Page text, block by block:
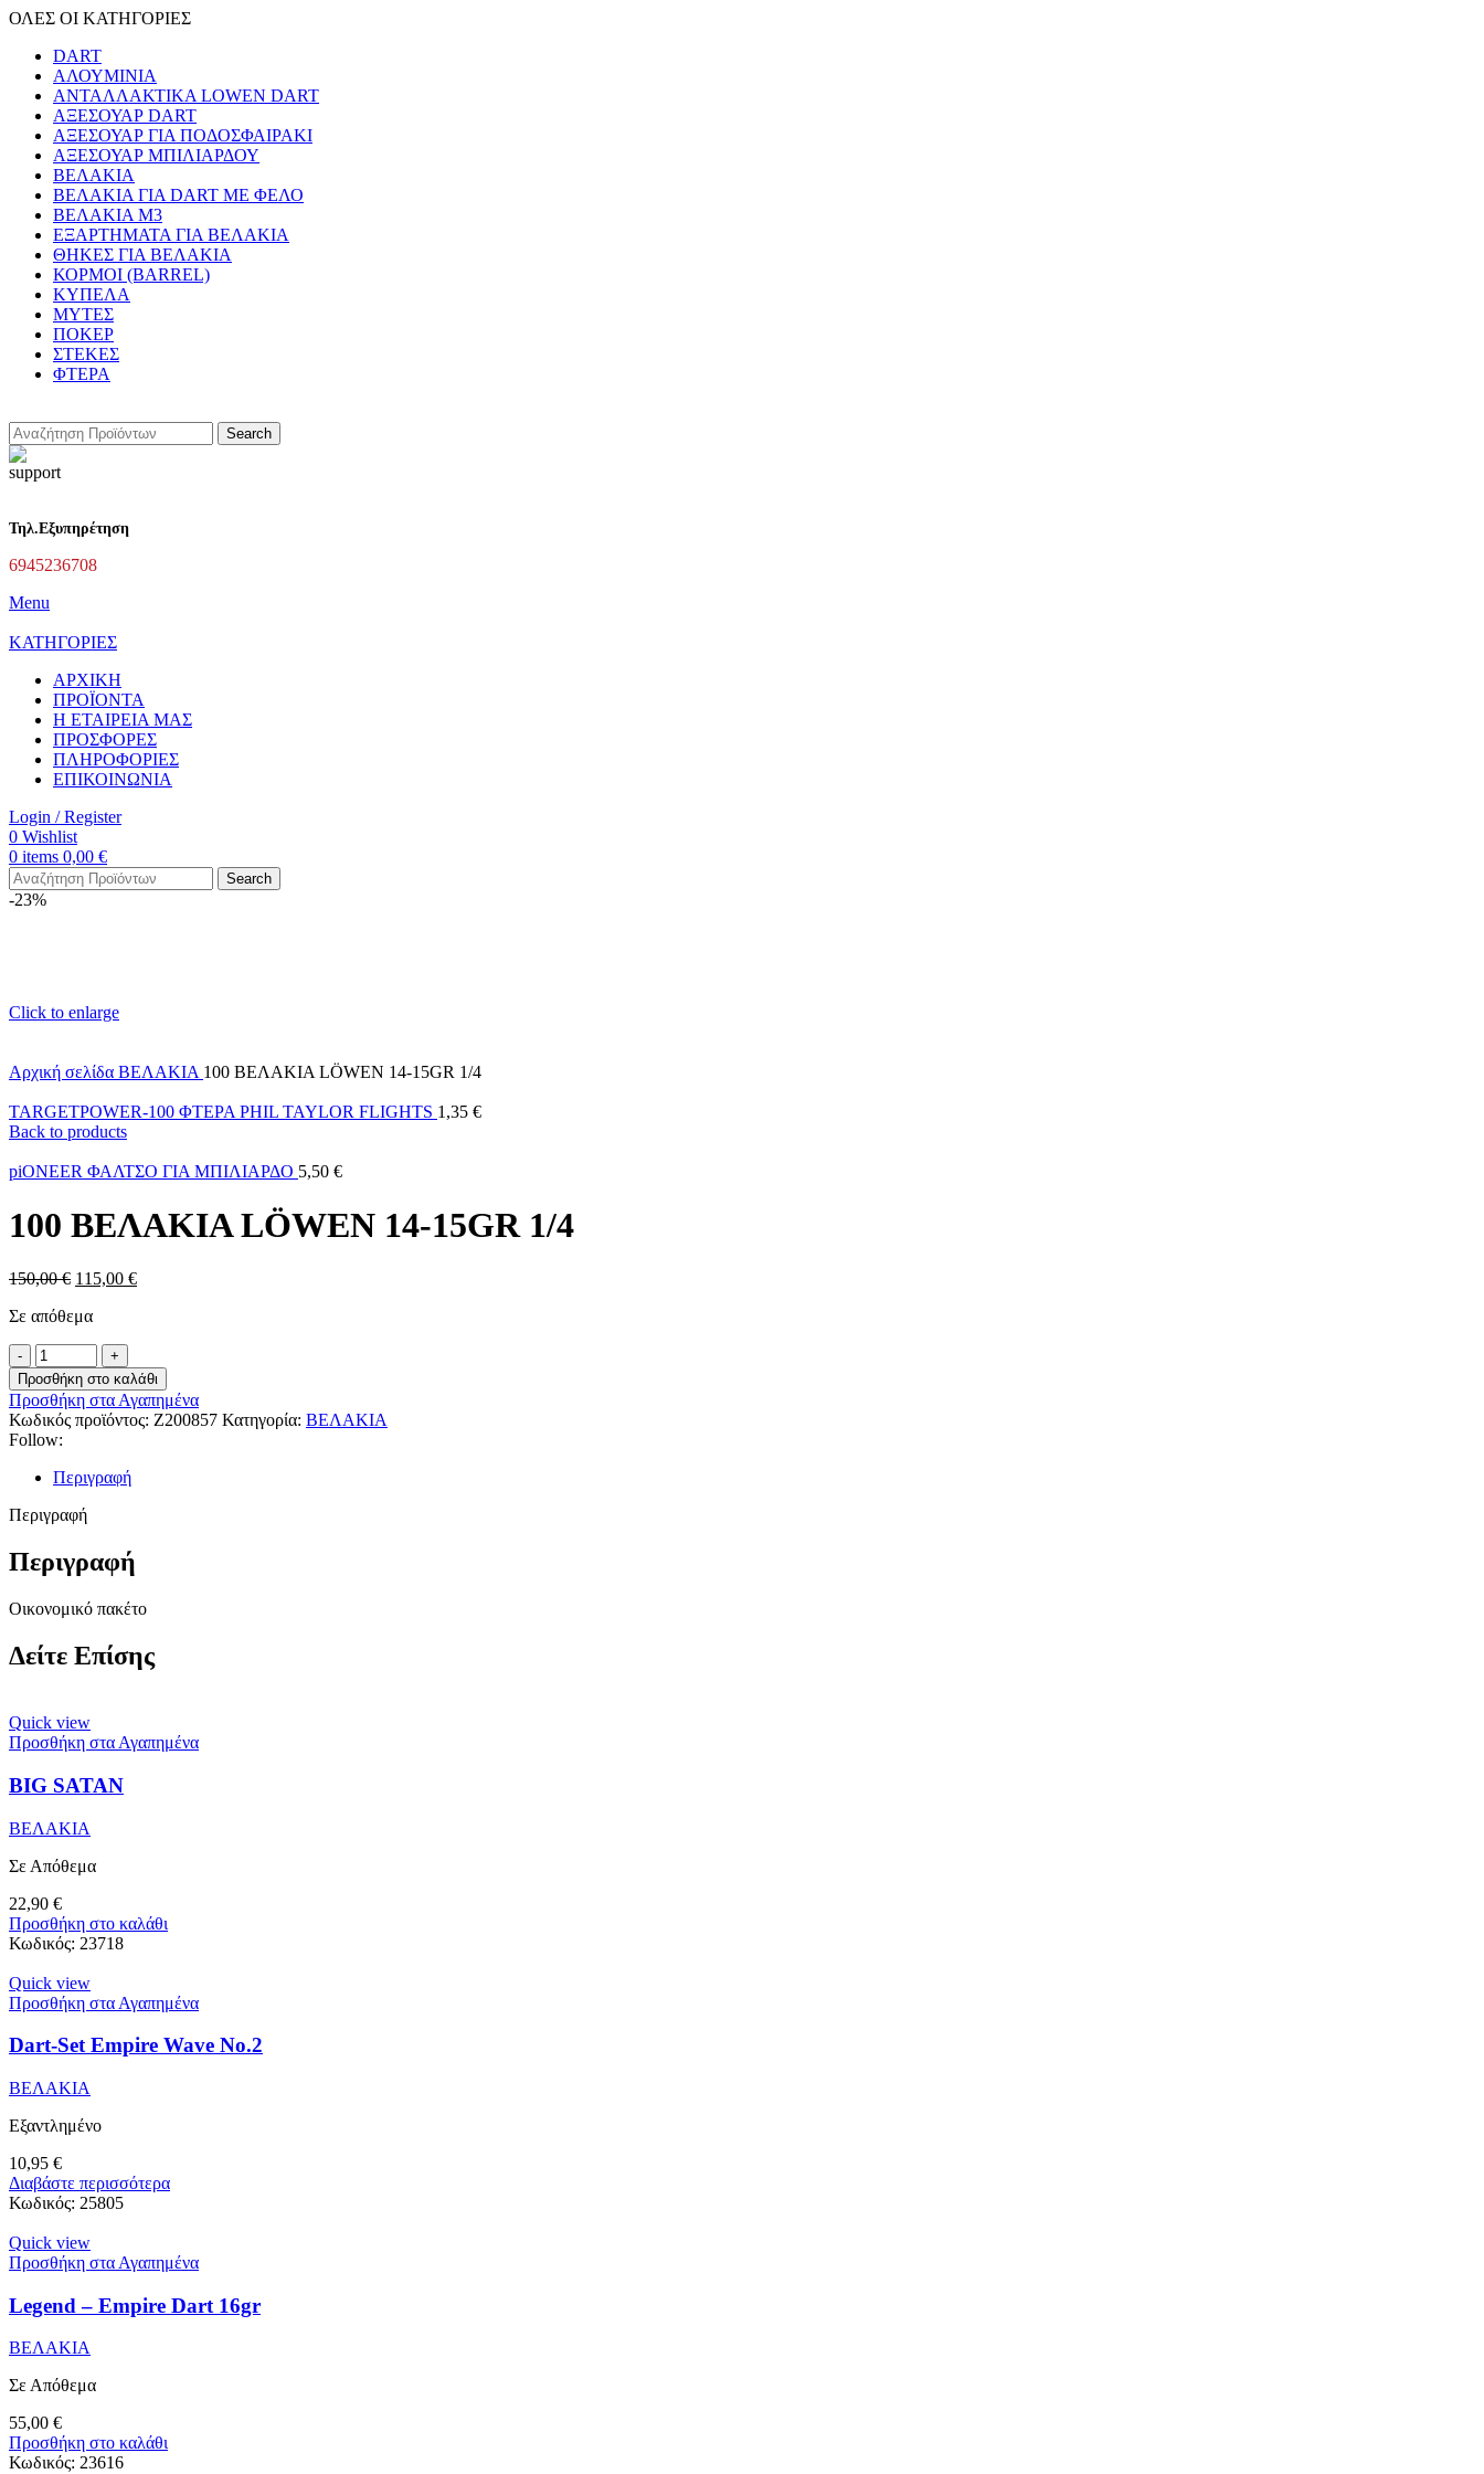
ΟΛΕΣ ΟΙ ΚΑΤΗΓΟΡΙΕΣ
DART
ΑΛΟΥΜΙΝΙΑ
ΑΝΤΑΛΛΑΚΤΙΚΑ LOWEN DART
ΑΞΕΣΟΥΑΡ DART
ΑΞΕΣΟΥΑΡ ΓΙΑ ΠΟΔΟΣΦΑΙΡΑΚΙ
ΑΞΕΣΟΥΑΡ ΜΠΙΛΙΑΡΔΟΥ
ΒΕΛΑΚΙΑ
ΒΕΛΑΚΙΑ ΓΙΑ DART ΜΕ ΦΕΛΟ
ΒΕΛΑΚΙΑ Μ3
ΕΞΑΡΤΗΜΑΤΑ ΓΙΑ ΒΕΛΑΚΙΑ
ΘΗΚΕΣ ΓΙΑ ΒΕΛΑΚΙΑ
ΚΟΡΜΟΙ (BARREL)
ΚΥΠΕΛΑ
ΜΥΤΕΣ
ΠΟΚΕΡ
ΣΤΕΚΕΣ
ΦΤΕΡΑ
Search
Τηλ.Εξυπηρέτηση
6945236708
Menu
ΚΑΤΗΓΟΡΙΕΣ
ΑΡΧΙΚΗ
ΠΡΟΪΟΝΤΑ
Η ΕΤΑΙΡΕΙΑ ΜΑΣ
ΠΡΟΣΦΟΡΕΣ
ΠΛΗΡΟΦΟΡΙΕΣ
ΕΠΙΚΟΙΝΩΝΙΑ
Login / Register
0 Wishlist
0 items 0,00 €
Search
-23%
Click to enlarge
Αρχική σελίδα ΒΕΛΑΚΙΑ 100 ΒΕΛΑΚΙΑ LÖWEN 14-15GR 1/4
TARGETPOWER-100 ΦΤΕΡΑ PHIL TAYLOR FLIGHTS 1,35 €
Back to products
piONEER ΦΑΛΤΣΟ ΓΙΑ ΜΠΙΛΙΑΡΔΟ 5,50 €
100 ΒΕΛΑΚΙΑ LÖWEN 14-15GR 1/4
150,00€ 115,00 €
Σε απόθεμα
Προσθήκη στο καλάθι
Προσθήκη στα Αγαπημένα
Κωδικός προϊόντος: Z200857 Κατηγορία: ΒΕΛΑΚΙΑ
Follow:
Περιγραφή
Περιγραφή
Περιγραφή
Οικονομικό πακέτο
Δείτε Επίσης
Quick view
Προσθήκη στα Αγαπημένα
BIG SATAN
ΒΕΛΑΚΙΑ
Σε Απόθεμα
22,90 €
Προσθήκη στο καλάθι
Κωδικός: 23718
Quick view
Προσθήκη στα Αγαπημένα
Dart-Set Empire Wave No.2
ΒΕΛΑΚΙΑ
Εξαντλημένο
10,95 €
Διαβάστε περισσότερα
Κωδικός: 25805
Quick view
Προσθήκη στα Αγαπημένα
Legend – Empire Dart 16gr
ΒΕΛΑΚΙΑ
Σε Απόθεμα
55,00 €
Προσθήκη στο καλάθι
Κωδικός: 23616